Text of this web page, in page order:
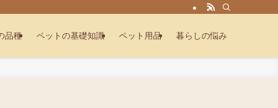
品種 ペットの基礎知識 ペット用品 暮らしの悩み